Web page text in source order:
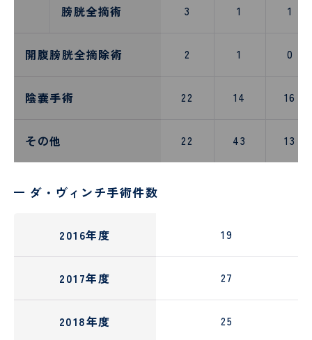
膀胱全摘術 3 1 1
開腹膀胱全摘除術 2 1 0
陰嚢手術 22 14 16
その他 22 43 13
ダ・ヴィンチ手術件数
2016年度 19
2017年度 27
2018年度 25